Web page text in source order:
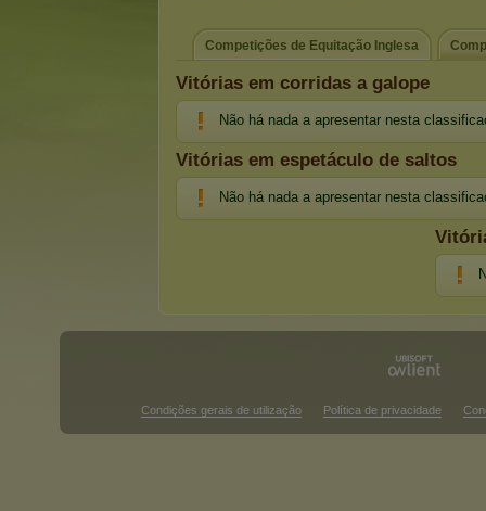
Competições de Equitação Inglesa
Vitórias em corridas a galope
Não há nada a apresentar nesta
Vitórias em espetáculo de saltos
Não há nada a apresentar nesta
Condições gerais de utilização Política de privacidade